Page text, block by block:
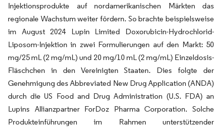
Injektionsprodukte auf nordamerikanischen Märkten das
regionale Wachstum weiter fördern. So brachte beispielsweise
im August 2024 Lupin Limited Doxorubicin-Hydrochlorid-
Liposom-Injektion in zwei Formulierungen auf den Markt: 50
mg/25 mL (2 mg/mL) und 20 mg/10 mL (2 mg/mL) Einzeldosis-
Fläschchen in den Vereinigten Staaten. Dies folgte der
Genehmigung des Abbreviated New Drug Application (ANDA)
durch die US Food and Drug Administration (U.S. FDA) an
Lupins Allianzpartner ForDoz Pharma Corporation. Solche
Produkteinführungen im Rahmen unterstützender